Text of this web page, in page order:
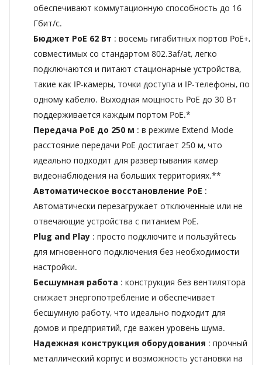
обеспечивают коммутационную способность до 16
Гбит/с.
Бюджет PoE 62 Вт : восемь гигабитных портов PoE+,
совместимых со стандартом 802.3af/at, легко
подключаются и питают стационарные устройства,
такие как IP-камеры, точки доступа и IP-телефоны, по
одному кабелю. Выходная мощность PoE до 30 Вт
поддерживается каждым портом PoE.*
Передача PoE до 250 м : в режиме Extend Mode
расстояние передачи PoE достигает 250 м, что
идеально подходит для развертывания камер
видеонаблюдения на больших территориях.**
Автоматическое восстановление PoE :
Автоматически перезагружает отключенные или не
отвечающие устройства с питанием PoE.
Plug and Play : просто подключите и пользуйтесь
для мгновенного подключения без необходимости
настройки.
Бесшумная работа : конструкция без вентилятора
снижает энергопотребление и обеспечивает
бесшумную работу, что идеально подходит для
домов и предприятий, где важен уровень шума.
Надежная конструкция оборудования : прочный
металлический корпус и возможность установки на